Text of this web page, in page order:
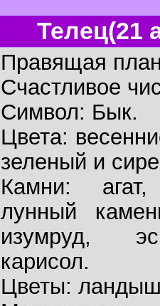
Телец(21
Правящая
Счастливое
Символ: Бык.
Цвета:
зеленый и
Камни:
лунный
изумруд,
карисол.
Цветы: